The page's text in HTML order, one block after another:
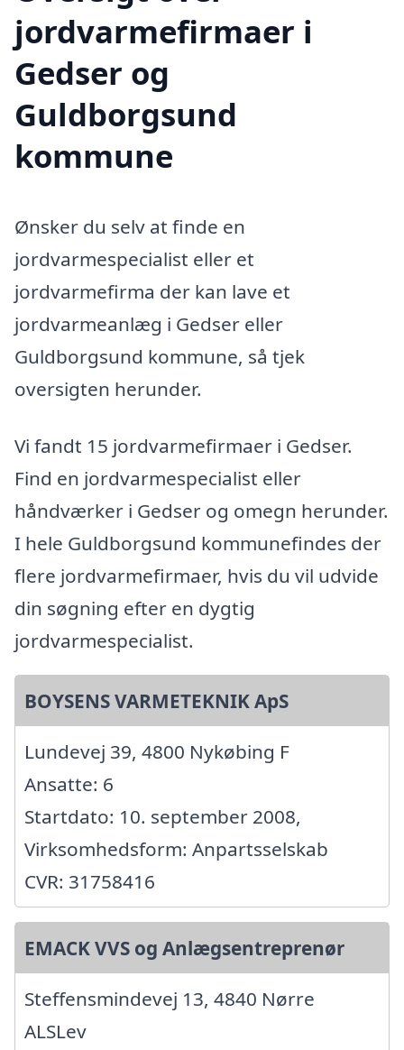
jordvarmefirmaer i
Gedser og
Guldborgsund
kommune
Ønsker du selv at finde en
jordvarmespecialist eller et
jordvarmefirma der kan lave et
jordvarmeanlæg i Gedser eller
Guldborgsund kommune, så tjek
oversigten herunder.
Vi fandt 15 jordvarmefirmaer i Gedser.
Find en jordvarmespecialist eller
håndværker i Gedser og omegn herunder.
I hele Guldborgsund kommunefindes der
flere jordvarmefirmaer, hvis du vil udvide
din søgning efter en dygtig
jordvarmespecialist.
BOYSENS VARMETEKNIK ApS
Lundevej 39, 4800 Nykøbing F
Ansatte: 6
Startdato: 10. september 2008,
Virksomhedsform: Anpartsselskab
CVR: 31758416
EMACK VVS og Anlægsentreprenør
Steffensmindevej 13, 4840 Nørre
ALSLev